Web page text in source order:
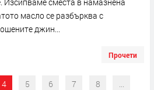
масло се разбърква с
джин...
Прочети
4 5 6 7 8